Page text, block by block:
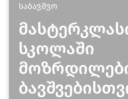
საბავშვო
სკოლაში